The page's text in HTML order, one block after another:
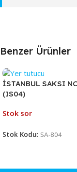
Benzer Ürünler
İSTANBUL SAKSI
(IS04)
Stok sor
Stok Kodu: SA-804